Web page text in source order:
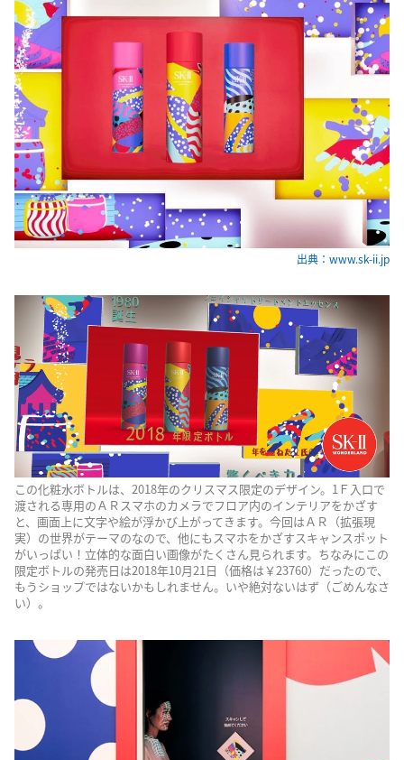
出典：www.sk-ii.jp
この化粧水ボトルは、2018年のクリスマス限定のデザイン。1Ｆ入口で
渡される専用のＡＲスマホのカメラでフロア内のインテリアをかざす
と、画面上に文字や絵が浮かび上がってきます。今回はＡＲ（拡張現
実）の世界がテーマのなので、他にもスマホをかざすスキャンスポット
がいっぱい！立体的な面白い画像がたくさん見られます。ちなみにこの
限定ボトルの発売日は2018年10月21日（価格は￥23760）だったので、
もうショップではないかもしれません。いや絶対ないはず（ごめんなさ
い）。